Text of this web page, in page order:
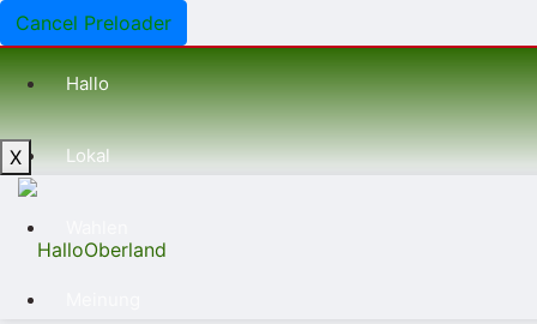
Cancel Preloader
Hallo
Lokal
X